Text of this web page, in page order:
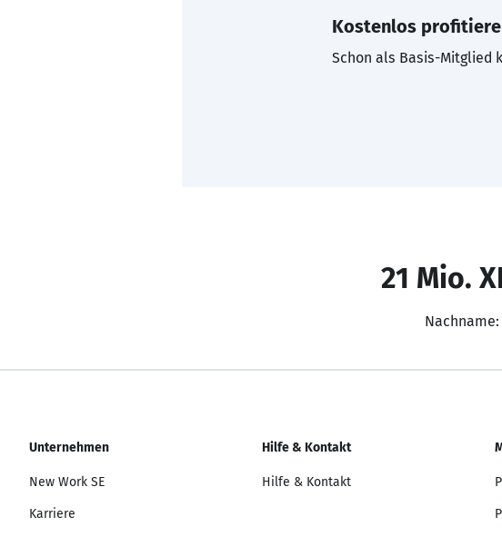
Kostenlos
Schon als Basis-Mitglied
21 Mio.
Nachname:
Unternehmen
New Work SE
Karriere
Hilfe & Kontakt
Hilfe & Kontakt